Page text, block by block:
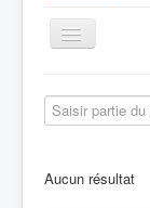
Toggle
Navigation
Aviation
Saisir partie du
Aucun résultat